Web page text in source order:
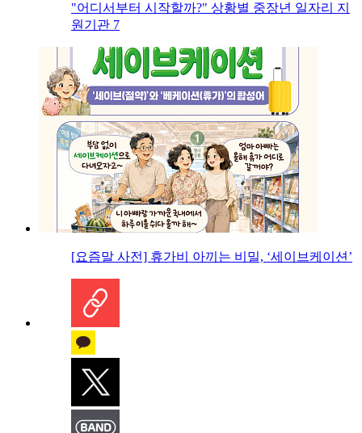
"어디서부터 시작할까?" 상황별 중장년 일자리 지
원기관 7
[요즘말 사전] 휴가비 아끼는 비밀, ‘세이브케이션’